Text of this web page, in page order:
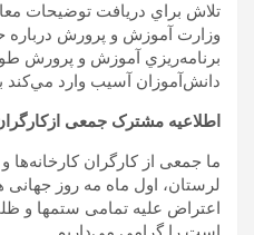
تلاش براي دريافت توضيحات
وزارت آموزش و پرورش درباره
برنامه‌ريزي آموزش و پرورش
دانش‌آموزان آسيب وارد مي‌كند
اطلاعیه مشترک جمعی
ما جمعی از کارگران کارخانه‌ها
لرستان، اول ماه مه روز
اعتراض علیه تمامی ستمها و